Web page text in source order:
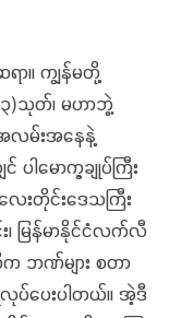
ာ။ ကျွန်မတို့
)သုတ်၊ မဟာဘွဲ့
လမ်းအနေနဲ့
ါမောက္ခချုပ်ကြီး
းတိုင်းဒေသကြီး
၊ မြန်မာနိုင်ငံလက်လီ
က ဘဏ်များ စတာ
ပ်ပေးပါတယ်။ အဲ့ဒီ